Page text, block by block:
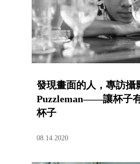
發現畫面的人，專訪攝
Puzzleman——讓杯子
杯子
08.14.2020